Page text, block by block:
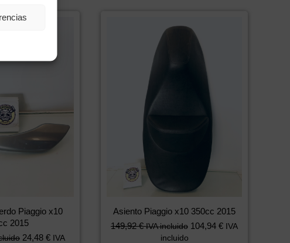
Piaggio x10
2015
24,48 € IVA
Asiento Piaggio x10 350cc 2015
149,92€ IVA incluido 104,94 € IVA
incluido